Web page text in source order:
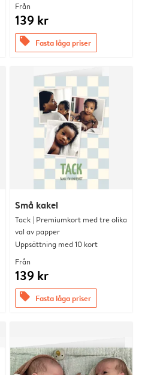
Från
139 kr
offers Fasta låga priser
Små kakel
Tack | Premiumkort med tre olika
val av papper
Uppsättning med 10 kort
Från
139 kr
offers Fasta låga priser